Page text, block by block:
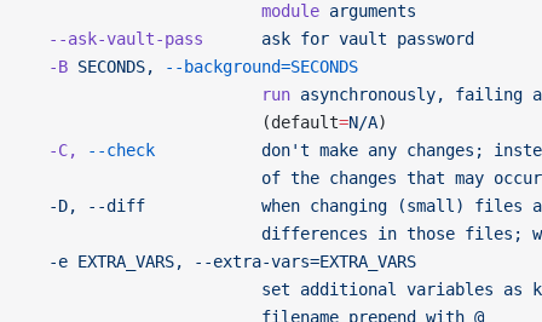
                        module
arguments
  --ask-vault-pass
      ask
for vault password
  -B
SECONDS,
--background=SECONDS
                        run
asynchronously, failing
                        (default
=N/A)
  -C,
--check
don't make any changes;
                        of the changes that may occur
-D, --diff            when changing (small) files
differences in those files;
  -e EXTRA_VARS, --extra-vars=EXTRA_VARS
set additional variables as
                        filename prepend with @